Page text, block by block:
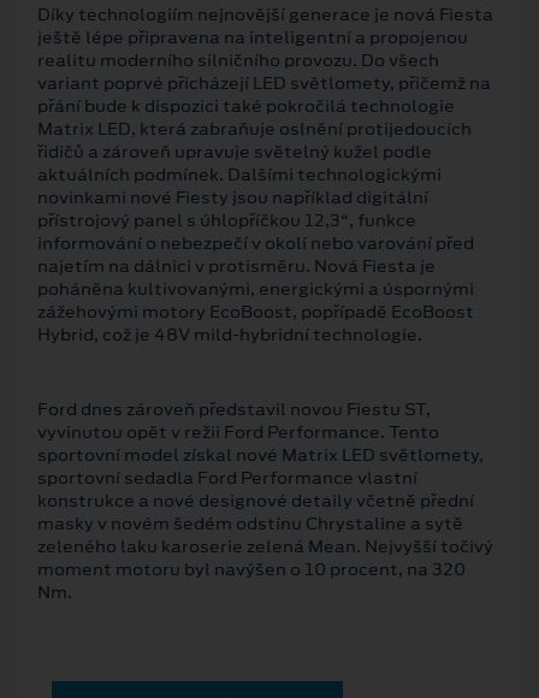
Díky technologiím nejnovější generace je nová Fiesta
ještě lépe připravena na inteligentní a propojenou
realitu moderního silničního provozu. Do všech
variant poprvé přicházejí LED světlomety, přičemž na
přání bude k dispozici také pokročilá technologie
Matrix LED, která zabraňuje oslnění protijedoucích
řidičů a zároveň upravuje světelný kužel podle
aktuálních podmínek. Dalšími technologickými
novinkami nové Fiesty jsou například digitální
přístrojový panel s úhlopříčkou 12,3“, funkce
informování o nebezpečí v okolí nebo varování před
najetím na dálnici v protisměru. Nová Fiesta je
poháněna kultivovanými, energickými a úspornými
zážehovými motory EcoBoost, popřípadě EcoBoost
Hybrid, což je 48V mild-hybridní technologie.
Ford dnes zároveň představil novou Fiestu ST,
vyvinutou opět v režii Ford Performance. Tento
sportovní model získal nové Matrix LED světlomety,
sportovní sedadla Ford Performance vlastní
konstrukce a nové designové detaily včetně přední
masky v novém šedém odstínu Chrystaline a sytě
zeleného laku karoserie zelená Mean. Nejvyšší točivý
moment motoru byl navýšen o 10 procent, na 320
Nm.